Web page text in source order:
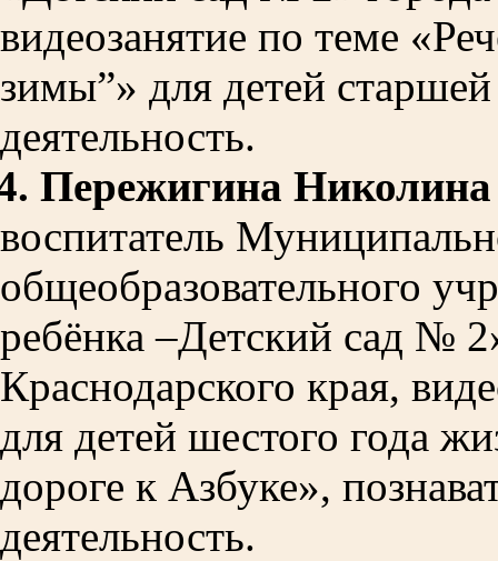
видеозанятие по теме
зимы”» для детей
деятельность.
Пережигина
воспитатель
общеобразовательного
ребёнка –Детский сад №
Краснодарского края,
для детей шестого года
дороге к Азбуке»,
деятельность.